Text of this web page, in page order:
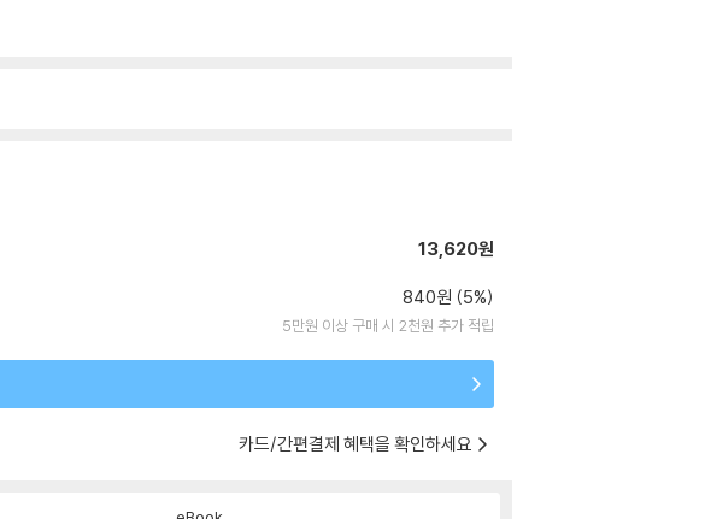
13,620원
840원 (5%)
5만원 이상 구매 시 2천원 추가 적립
카드/간편결제 혜택을 확인하세요